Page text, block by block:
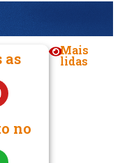
as
no
Mais
lidas